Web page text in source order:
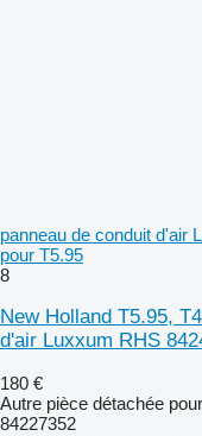
panneau de conduit d'air
pour T5.95
8
New Holland T5.95,
d'air Luxxum RHS
180 €
Autre pièce détachée
84227352